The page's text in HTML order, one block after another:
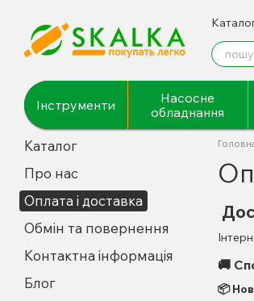
Інструменти
Насосне
обладнання
🚚
📦
Каталог
Про нас
Оплата і доставка
Обмін та повернення
Контактна інформація
Блог